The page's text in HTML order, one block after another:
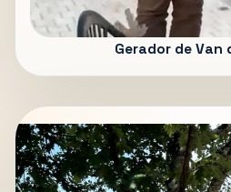
Gerador de Van